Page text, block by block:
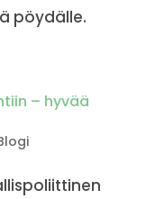
pöydälle.
– hyvää